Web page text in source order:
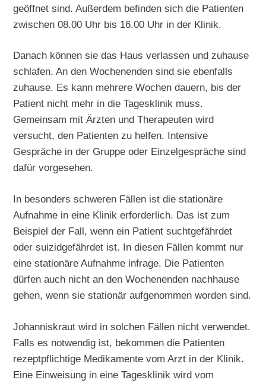
geöffnet sind. Außerdem befinden sich die Patienten
zwischen 08.00 Uhr bis 16.00 Uhr in der Klinik.
Danach können sie das Haus verlassen und zuhause
schlafen. An den Wochenenden sind sie ebenfalls
zuhause. Es kann mehrere Wochen dauern, bis der
Patient nicht mehr in die Tagesklinik muss.
Gemeinsam mit Ärzten und Therapeuten wird
versucht, den Patienten zu helfen. Intensive
Gespräche in der Gruppe oder Einzelgespräche sind
dafür vorgesehen.
In besonders schweren Fällen ist die stationäre
Aufnahme in eine Klinik erforderlich. Das ist zum
Beispiel der Fall, wenn ein Patient suchtgefährdet
oder suizidgefährdet ist. In diesen Fällen kommt nur
eine stationäre Aufnahme infrage. Die Patienten
dürfen auch nicht an den Wochenenden nachhause
gehen, wenn sie stationär aufgenommen worden sind.
Johanniskraut wird in solchen Fällen nicht verwendet.
Falls es notwendig ist, bekommen die Patienten
rezeptpflichtige Medikamente vom Arzt in der Klinik.
Eine Einweisung in eine Tagesklinik wird vom